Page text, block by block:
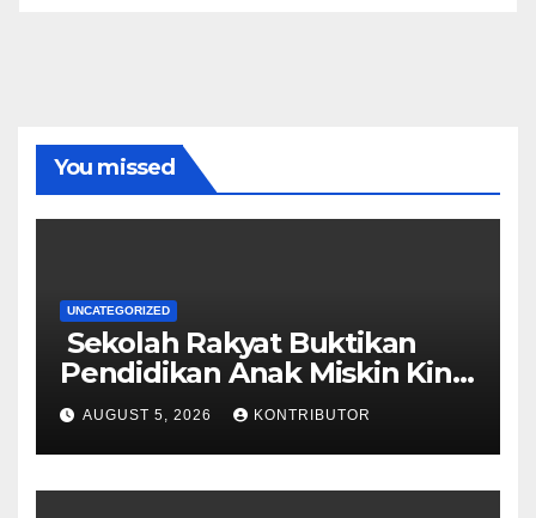
You missed
UNCATEGORIZED
Sekolah Rakyat Buktikan
Pendidikan Anak Miskin Kini
Menjadi Prioritas Negara
AUGUST 5, 2026 KONTRIBUTOR